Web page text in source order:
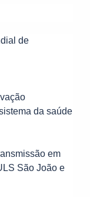
de
da saúde
em
São João e